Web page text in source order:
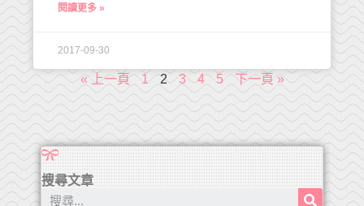
閱讀更多 »
2017-09-30
« 上一頁 1 2 3 4 5 下一頁 »
搜尋文章